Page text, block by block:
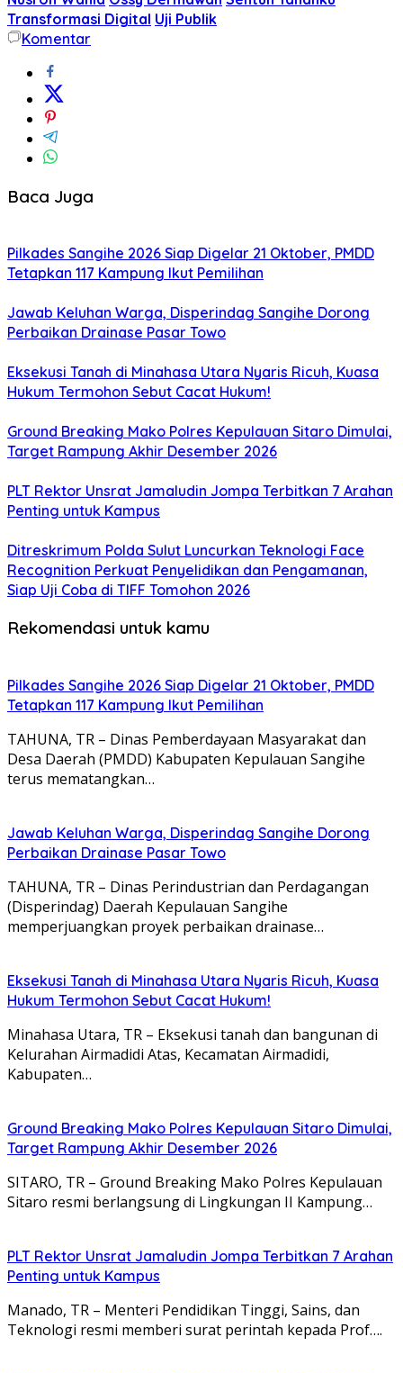
Transformasi Digital Uji Publik
Komentar
Baca Juga
Pilkades Sangihe 2026 Siap Digelar 21 Oktober, PMDD
Tetapkan 117 Kampung Ikut Pemilihan
Jawab Keluhan Warga, Disperindag Sangihe Dorong
Perbaikan Drainase Pasar Towo
Eksekusi Tanah di Minahasa Utara Nyaris Ricuh, Kuasa
Hukum Termohon Sebut Cacat Hukum!
Ground Breaking Mako Polres Kepulauan Sitaro Dimulai,
Target Rampung Akhir Desember 2026
​PLT Rektor Unsrat Jamaludin Jompa Terbitkan 7 Arahan
Penting untuk Kampus
Ditreskrimum Polda Sulut Luncurkan Teknologi Face
Recognition Perkuat Penyelidikan dan Pengamanan,
Siap Uji Coba di TIFF Tomohon 2026
Rekomendasi untuk kamu
Pilkades Sangihe 2026 Siap Digelar 21 Oktober, PMDD
Tetapkan 117 Kampung Ikut Pemilihan
TAHUNA, TR – Dinas Pemberdayaan Masyarakat dan
Desa Daerah (PMDD) Kabupaten Kepulauan Sangihe
terus mematangkan…
Jawab Keluhan Warga, Disperindag Sangihe Dorong
Perbaikan Drainase Pasar Towo
TAHUNA, TR – Dinas Perindustrian dan Perdagangan
(Disperindag) Daerah Kepulauan Sangihe
memperjuangkan proyek perbaikan drainase…
Eksekusi Tanah di Minahasa Utara Nyaris Ricuh, Kuasa
Hukum Termohon Sebut Cacat Hukum!
Minahasa Utara, TR – Eksekusi tanah dan bangunan di
Kelurahan Airmadidi Atas, Kecamatan Airmadidi,
Kabupaten…
Ground Breaking Mako Polres Kepulauan Sitaro Dimulai,
Target Rampung Akhir Desember 2026
SITARO, TR – Ground Breaking Mako Polres Kepulauan
Sitaro resmi berlangsung di Lingkungan II Kampung…
​PLT Rektor Unsrat Jamaludin Jompa Terbitkan 7 Arahan
Penting untuk Kampus
Manado, TR – ​Menteri Pendidikan Tinggi, Sains, dan
Teknologi resmi memberi surat perintah kepada Prof….